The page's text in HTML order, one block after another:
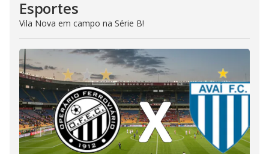
Esportes
Vila Nova em campo na Série B!